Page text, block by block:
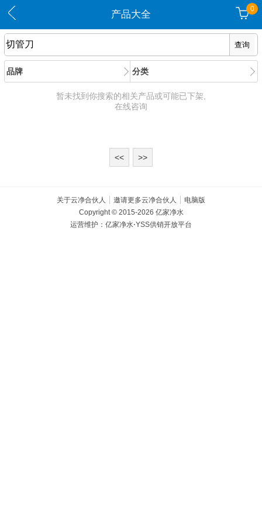
产品大全 0
品牌 分类
暂未找到你搜索的相关产品或可能已下架,
在线咨询
<< >>
关于云净合伙人 邀请更多云净合伙人
电脑版
Copyright © 2015-2026 亿家净水
运营维护：亿家净水⋅YSS供销开放平台